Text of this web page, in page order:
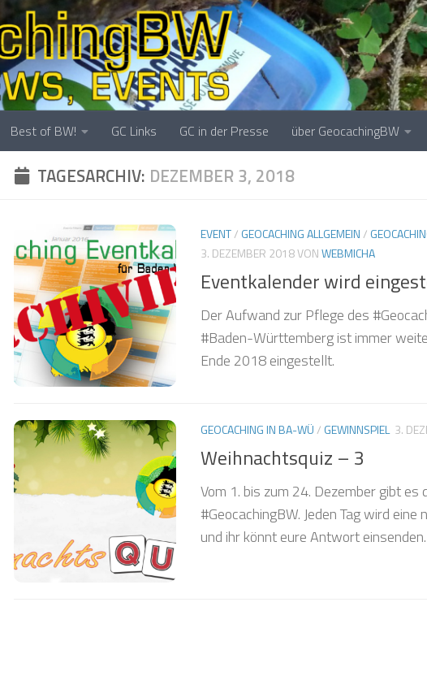
❅
❅
❅
❅
❅
Best of BW! GC Links GC in der Presse über GeocachingBW
TAGESARCHIV: DEZEMBER 3, 2018
EVENT/ GEOCACHING ALLGEMEIN/
3. DEZEMBER 2018VONWEBMICHA
Eventkalender wird
Der Aufwand zur Pflege des
#Baden-Württemberg ist immer
Ende 2018 eingestellt.
GEOCACHING IN BA-WÜ/ GEWINNSPIEL 3.
Weihnachtsquiz – 3
Vom 1. bis zum 24. Dezember gibt es
#GeocachingBW. Jeden Tag wird
und ihr könnt eure Antwort einsenden.